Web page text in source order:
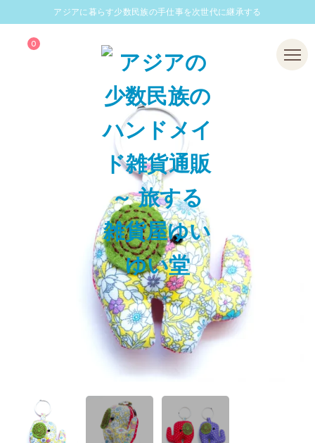
アジアに暮らす少数民族の手仕事を次世代に継承する
0 Menu